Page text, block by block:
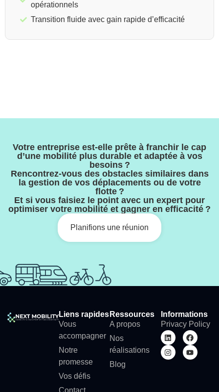
opérationnels
Transition fluide avec gain rapide d’efficacité
Votre entreprise est-elle prête à franchir le cap
d’une mobilité plus durable et adaptée à vos
besoins ?
Rencontrez-vous des obstacles similaires dans
la gestion de vos déplacements ou de votre
flotte ?
Et si vous faisiez le point avec un expert pour
optimiser votre mobilité et gagner en efficacité ?
Planifions une réunion
Liens rapides
Vous
accompagner
Notre
promesse
Vos défis
Ressources
A propos
Nos
réalisations
Blog
Informations
Privacy Policy